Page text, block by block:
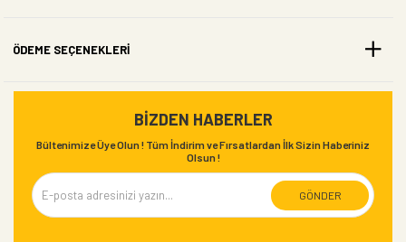
ÖDEME SEÇENEKLERI
BIZDEN HABERLER
Bültenimize Üye Olun ! Tüm İndirim ve Fırsatlardan İlk Sizin Haberiniz
Olsun !
GÖNDER